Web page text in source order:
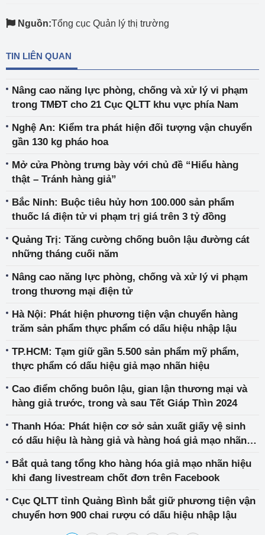
Nguồn:Tổng cục Quản lý thị trường
TIN LIÊN QUAN
Nâng cao năng lực phòng, chống và xử lý vi phạm
trong TMĐT cho 21 Cục QLTT khu vực phía Nam
Nghệ An: Kiểm tra phát hiện đối tượng vận chuyển
gần 130 kg pháo hoa
Mở cửa Phòng trưng bày với chủ đề “Hiểu hàng
thật – Tránh hàng giả”
Bắc Ninh: Buộc tiêu hủy hơn 100.000 sản phẩm
thuốc lá điện tử vi phạm trị giá trên 3 tỷ đồng
Quảng Trị: Tăng cường chống buôn lậu đường cát
những tháng cuối năm
Nâng cao năng lực phòng, chống và xử lý vi phạm
trong thương mại điện tử
Hà Nội: Phát hiện phương tiện vận chuyển hàng
trăm sản phẩm thực phẩm có dấu hiệu nhập lậu
TP.HCM: Tạm giữ gần 5.500 sản phẩm mỹ phẩm,
thực phẩm có dấu hiệu giả mạo nhãn hiệu
Cao điểm chống buôn lậu, gian lận thương mại và
hàng giả trước, trong và sau Tết Giáp Thìn 2024
Thanh Hóa: Phát hiện cơ sở sản xuất giấy vệ sinh
có dấu hiệu là hàng giả và hàng hoá giả mạo nhãn
Bắt quả tang tổng kho hàng hóa giả mạo nhãn hiệu
khi đang livestream chốt đơn trên Facebook
Cục QLTT tỉnh Quảng Bình bắt giữ phương tiện vận
chuyển hơn 900 chai rượu có dấu hiệu nhập lậu